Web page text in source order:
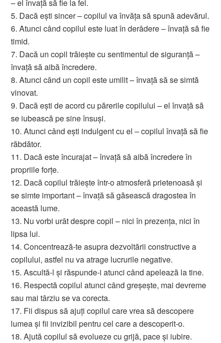
– el învaţă să fie la fel.
5. Dacă eşti sincer – copilul va învăţa să spună adevărul.
6. Atunci când copilul este luat în derâdere – învaţă să fie
timid.
7. Dacă un copil trăieşte cu sentimentul de siguranţă –
învaţă să aibă încredere.
8. Atunci când un copil este umilit – învaţă să se simtă
vinovat.
9. Dacă eşti de acord cu părerile copilului – el învaţă să
se iubească pe sine însuşi.
10. Atunci când eşti indulgent cu el – copilul învaţă să fie
răbdător.
11. Dacă este încurajat – învaţă să aibă încredere în
propriile forţe.
12. Dacă copilul trăieşte într-o atmosferă prietenoasă şi
se simte important – învaţă să găsească dragostea în
această lume.
13. Nu vorbi urât despre copil – nici în prezenţa, nici în
lipsa lui.
14. Concentrează-te asupra dezvoltării constructive a
copilului, astfel nu va atrage lucrurile negative.
15. Ascultă-l şi răspunde-i atunci când apelează la tine.
16. Respectă copilul atunci când greşeşte, mai devreme
sau mai târziu se va corecta.
17. Fii dispus să ajuţi copilul care vrea să descopere
lumea şi fii invizibil pentru cel care a descoperit-o.
18. Ajută copilul să evolueze cu grijă, pace şi iubire.